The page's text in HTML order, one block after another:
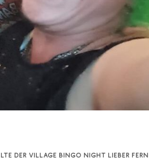
der Village Bingo Night lieber fern